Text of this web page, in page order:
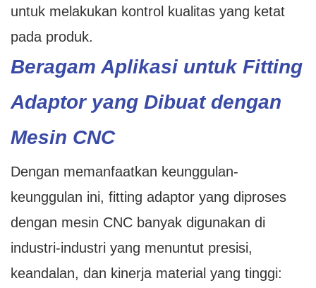
untuk melakukan kontrol kualitas yang ketat
pada produk.
Beragam Aplikasi untuk Fitting
Adaptor yang Dibuat dengan
Mesin CNC
Dengan memanfaatkan keunggulan-
keunggulan ini, fitting adaptor yang diproses
dengan mesin CNC banyak digunakan di
industri-industri yang menuntut presisi,
keandalan, dan kinerja material yang tinggi: